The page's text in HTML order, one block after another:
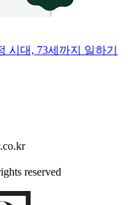
시대, 73세까지 일하기
reserved